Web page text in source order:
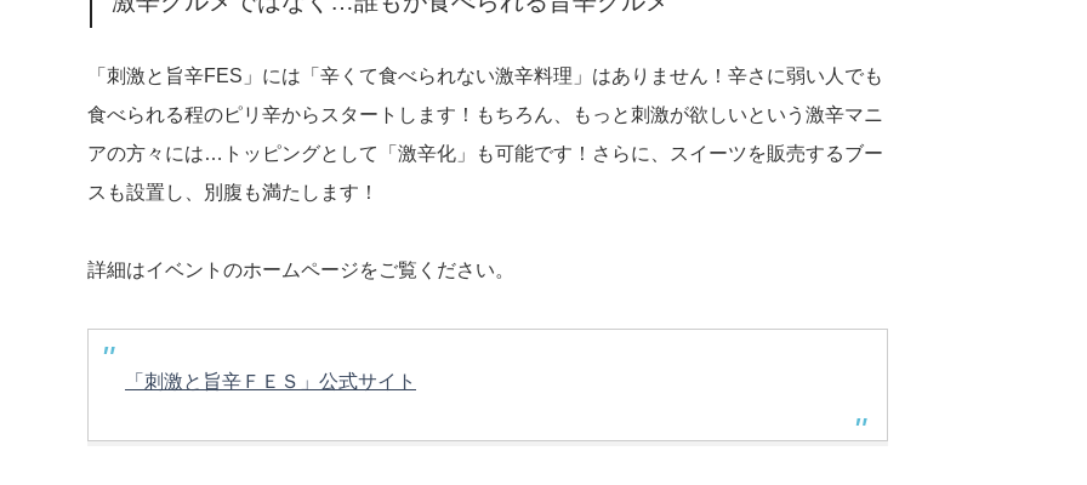
「刺激と旨辛FES」には「辛くて食べられない激辛料理」はありません！辛さに弱い人でも
食べられる程のピリ辛からスタートします！もちろん、もっと刺激が欲しいという激辛マニ
アの方々には…トッピングとして「激辛化」も可能です！さらに、スイーツを販売するブー
スも設置し、別腹も満たします！
詳細はイベントのホームページをご覧ください。
「刺激と旨辛ＦＥＳ」公式サイト